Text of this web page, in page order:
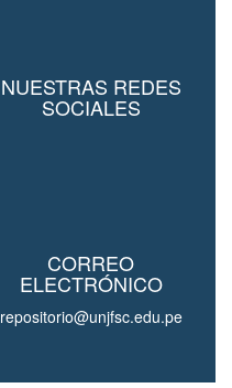
NUESTRAS REDES
SOCIALES
CORREO
ELECTRÓNICO
repositorio@unjfsc.edu.pe